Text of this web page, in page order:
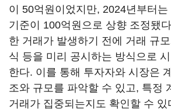
이 50억원이었지만, 2024년부터는
기준이 100억원으로 상향 조정됐
한 거래가 발생하기 전에 거래 규
식 등을 미리 공시하는 방식으로
한다. 이를 통해 투자자와 시장은
조와 규모를 파악할 수 있고, 특정
거래가 집중되는지도 확인할 수 있